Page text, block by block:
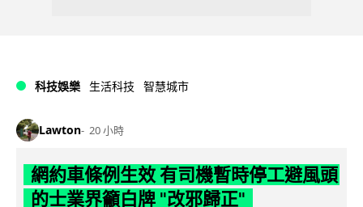
科技娛樂 生活科技 智慧城市
Lawton 20 小時
網約車條例生效 有司機暫時停工避風頭
的士業界籲白牌 "改邪歸正"